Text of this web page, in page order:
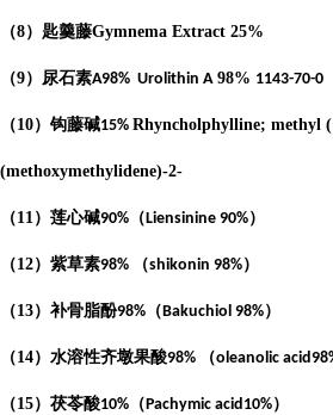
（8）匙羹藤Gymnema Extract 25%
（9）尿石素A98% Urolithin A 98% 1143-70-0
（10）钩藤碱15% Rhyncholphylline; methyl
(methoxymethylidene)-2-
（11 ）莲心碱90% （ Liensinine 90%）
（12）紫草素98% （shikonin 98%）
（13）补骨脂酚98% （ Bakuchiol 98%）
（14）水溶性齐墩果酸98% （oleanolic
（15）茯苓酸10% （ Pachymic acid10%）